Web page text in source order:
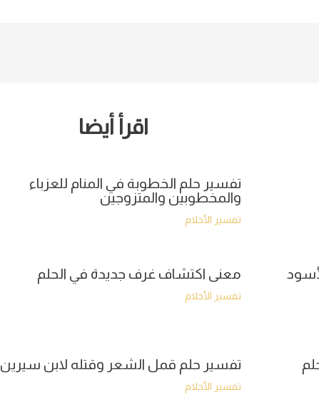
اقرأ أيضا
تفسير حلم الخطوبة في المنام للعزباء
والمخطوبين والمتزوجين
تفسير الأحلام
معنى اكتشاف غرف جديدة في الحلم
تفسير الأحلام
تفسير حلم قمل الشعر وقتله لابن سيرين
تفسير الأحلام